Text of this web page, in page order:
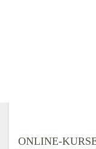
ONLINE-